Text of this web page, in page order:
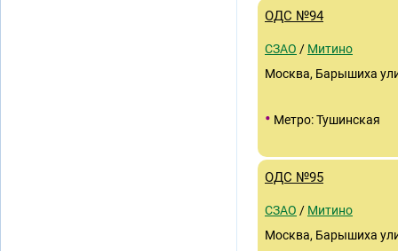
ОДС №94
СЗАО / Митино
Москва, Барышиха
• Метро: Тушинская
ОДС №95
СЗАО / Митино
Москва, Барышиха